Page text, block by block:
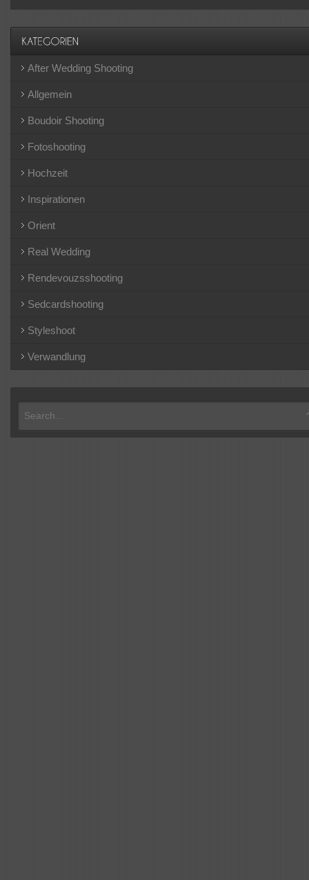
After Wedding Shooting
Allgemein
Boudoir Shooting
Fotoshooting
Hochzeit
Inspirationen
Orient
Real Wedding
Rendevouzsshooting
Sedcardshooting
Styleshoot
Verwandlung